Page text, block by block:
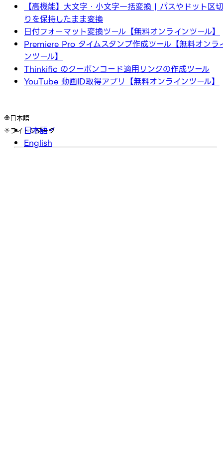
【高機能】大文字・小文字一括変換 | パスやドット区切
りを保持したまま変換
日付フォーマット変換ツール【無料オンラインツール】
Premiere Pro タイムスタンプ作成ツール【無料オンラ
ンツール】
Thinkific のクーポンコード適用リンクの作成ツール
YouTube 動画ID取得アプリ【無料オンラインツール】
日本語
日本語
English
ライト ダーク